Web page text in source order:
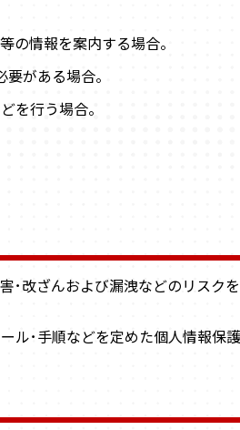
情報を案内する場合。
がある場合。
を行う場合。
･改ざんおよび漏洩などのリスク
･手順などを定めた個人情報保